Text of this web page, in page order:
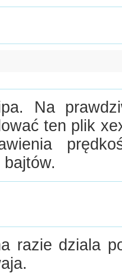
Na
ten plik
razie dziala